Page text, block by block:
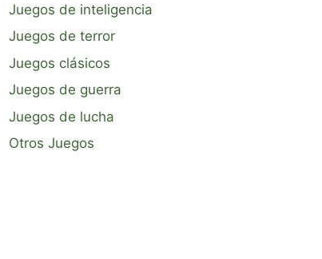
Juegos de inteligencia
Juegos de terror
Juegos clásicos
Juegos de guerra
Juegos de lucha
Otros Juegos